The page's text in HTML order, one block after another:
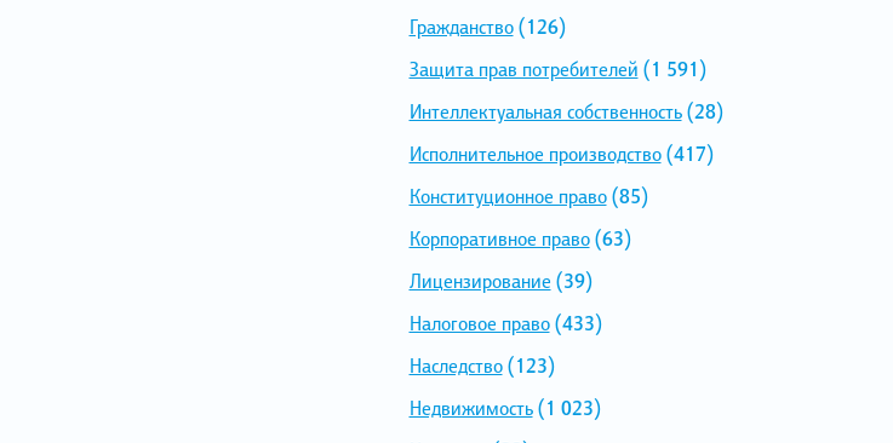
Гражданство(126)
Защита прав потребителей (1 591)
Интеллектуальная собственность(28)
Исполнительное производство(417)
Конституционное право(85)
Корпоративное право(63)
Лицензирование (39)
Налоговое право(433)
Наследство(123)
Недвижимость(1 023)